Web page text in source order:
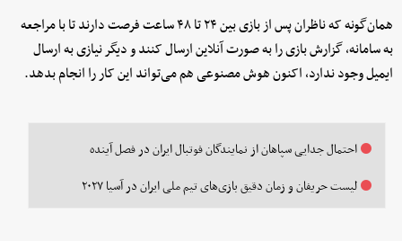
همان‌گونه که ناظران پس از بازی بین ۲۴ تا ۴۸ ساعت فرصت دارند تا با مراجعه
به سامانه، گزارش بازی را به صورت آنلاین ارسال کنند و دیگر نیازی به ارسال
ایمیل وجود ندارد، اکنون هوش مصنوعی هم می‌تواند این کار را انجام بدهد.
احتمال جدایی سپاهان از نمایندگان فوتبال ایران در فصل آینده
لیست حریفان و زمان دقیق بازی‌های تیم ملی ایران در آسیا ۲۰۲۷